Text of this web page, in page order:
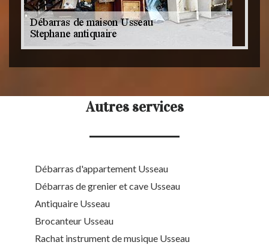
Autres services
Débarras d'appartement Usseau
Débarras de grenier et cave Usseau
Antiquaire Usseau
Brocanteur Usseau
Rachat instrument de musique Usseau